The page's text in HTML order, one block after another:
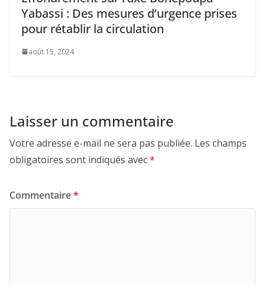
Yabassi : Des mesures d’urgence prises
pour rétablir la circulation
août 15, 2024
Laisser un commentaire
Votre adresse e-mail ne sera pas publiée. Les champs
obligatoires sont indiqués avec*
Commentaire*